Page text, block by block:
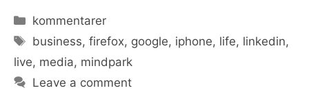
Categories
kommentarer
Tags
business,firefox, google, iphone, life, linkedin,
live, media, mindpark
Leave a comment